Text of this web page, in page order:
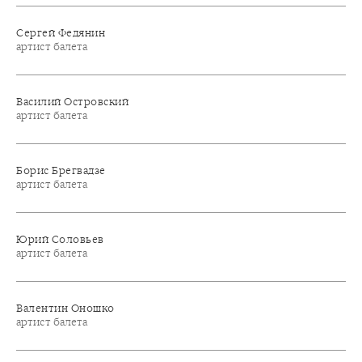
Сергей Федянин
артист балета
Василий Островский
артист балета
Борис Брегвадзе
артист балета
Юрий Соловьев
артист балета
Валентин Оношко
артист балета